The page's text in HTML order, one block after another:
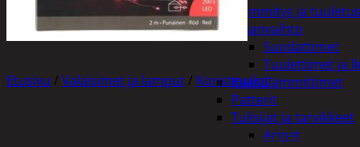
Kodin lämmitys ja tuuletus
Ilmanvaihto
Suodattimet
Tuulettimet ja
Kaasulämmittimet
Patterit
Tulisijat ja tarvikkeet
Arinat
Etusivu / Valaisimet ja lamput / Koristevalot